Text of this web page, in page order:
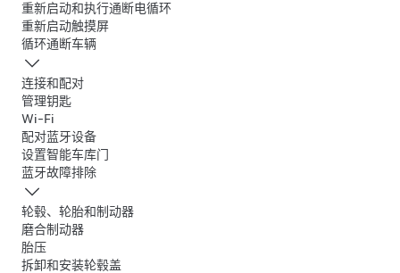
重新启动和执行通断电循环
重新启动触摸屏
循环通断车辆
连接和配对
管理钥匙
Wi-Fi
配对蓝牙设备
设置智能车库门
蓝牙故障排除
轮毂、轮胎和制动器
磨合制动器
胎压
拆卸和安装轮毂盖